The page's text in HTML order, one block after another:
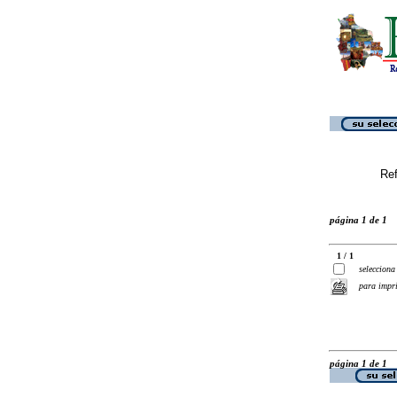
página 1 de 1
1 / 1
selecciona
para
página 1 de 1